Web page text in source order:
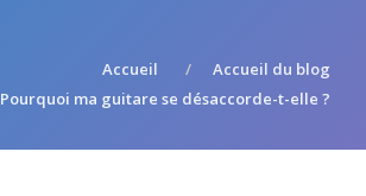
Accueil
Accueil du blog
Pourquoi ma guitare se désaccorde-t-elle ?